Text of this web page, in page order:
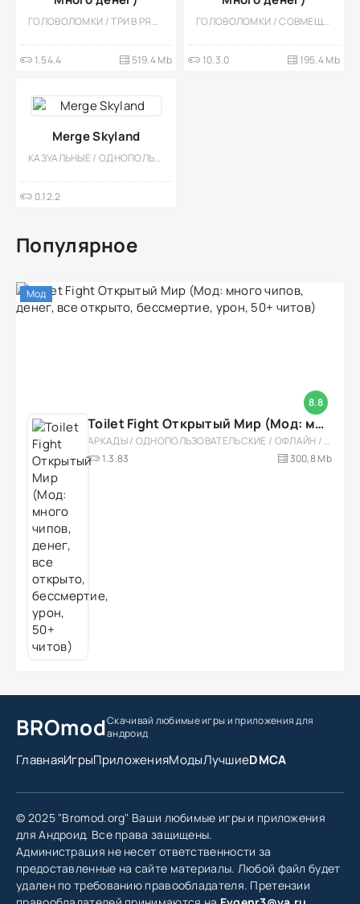
ГОЛОВОЛОМКИ / ТРИ В РЯД / ПРИКЛЮЧЕНИЕ / КАЗУАЛЬНЫЕ / ОДНОПОЛЬЗОВАТЕЛЬСКИЕ / СТИЛИЗАЦИЯ / ОФЛАЙН / МОД / ДЕВОЧКАМ
1.54.4 519.4 Mb
ГОЛОВОЛОМКИ / СОВМЕЩЕНИЕ ПРЕДМЕТОВ / КАЗУАЛЬНЫЕ / ОДНОПОЛЬЗОВАТЕЛЬСКИЕ / СТИЛИЗАЦИЯ / ОФЛАЙН / МОД / ДЛЯ ДЕТЕЙ / МАГИЯ / ФЭНТЕЗИ
10.3.0 195.4 Mb
Merge Skyland
КАЗУАЛЬНЫЕ / ОДНОПОЛЬЗОВАТЕЛЬСКИЕ / ОФЛАЙН / ДЛЯ ДЕТЕЙ / СТИЛИЗАЦИЯ / АРКАДЫ / ГОЛОВОЛОМКИ
0.12.2
Популярное
8.8
Мод
Toilet Fight Открытый Мир (Мод: много чипов, денег, все открыто, бессмертие, урон, 50+ читов)
АРКАДЫ / ОДНОПОЛЬЗОВАТЕЛЬСКИЕ / ОФЛАЙН / МОД / РОЛЕВЫЕ / ШУТЕРЫ / ОТКРЫТЫЙ МИР / ВСТРОЕННЫЙ КЕШ / 3D / ЭКШЕНЫ / ТУАЛЕТНЫЕ ВОЙНЫ / ДЛЯ ДЕТЕЙ
1.3.83
300,8 Mb
BROmodСкачивай любимые игрыи приложения для
андроид
ГлавнаяИгрыПриложенияМодыЛучшиеDMCA
© 2025 "Bromod.org" Ваши любимые игры и приложения
для Андроид. Все права защищены.
Администрация не несет ответственности за
предоставленные на сайте материалы. Любой файл будет
удален по требованию правообладателя. Претензии